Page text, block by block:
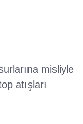
misliyle
atışları